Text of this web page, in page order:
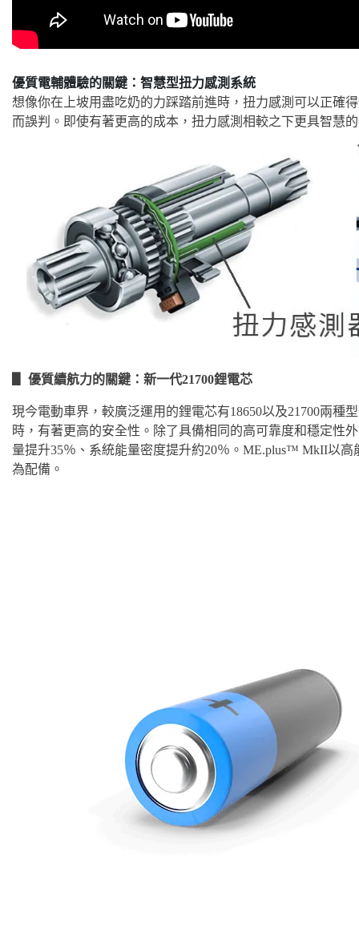
優質電輔體驗的關鍵：智慧型扭力感測系統
想像你在上坡用盡吃奶的力踩踏前進時，扭力感測可以正確
而誤判。即使有著更高的成本，扭力感測相較之下更具智慧
▋ 優質續航力的關鍵：新一代21700鋰電芯
現今電動車界，較廣泛運用的鋰電芯有18650以及21700兩
時，有著更高的安全性。除了具備相同的高可靠度和穩定性
量提升35％、系統能量密度提升約20％。 ME.plus™ MkII以高
為配備。